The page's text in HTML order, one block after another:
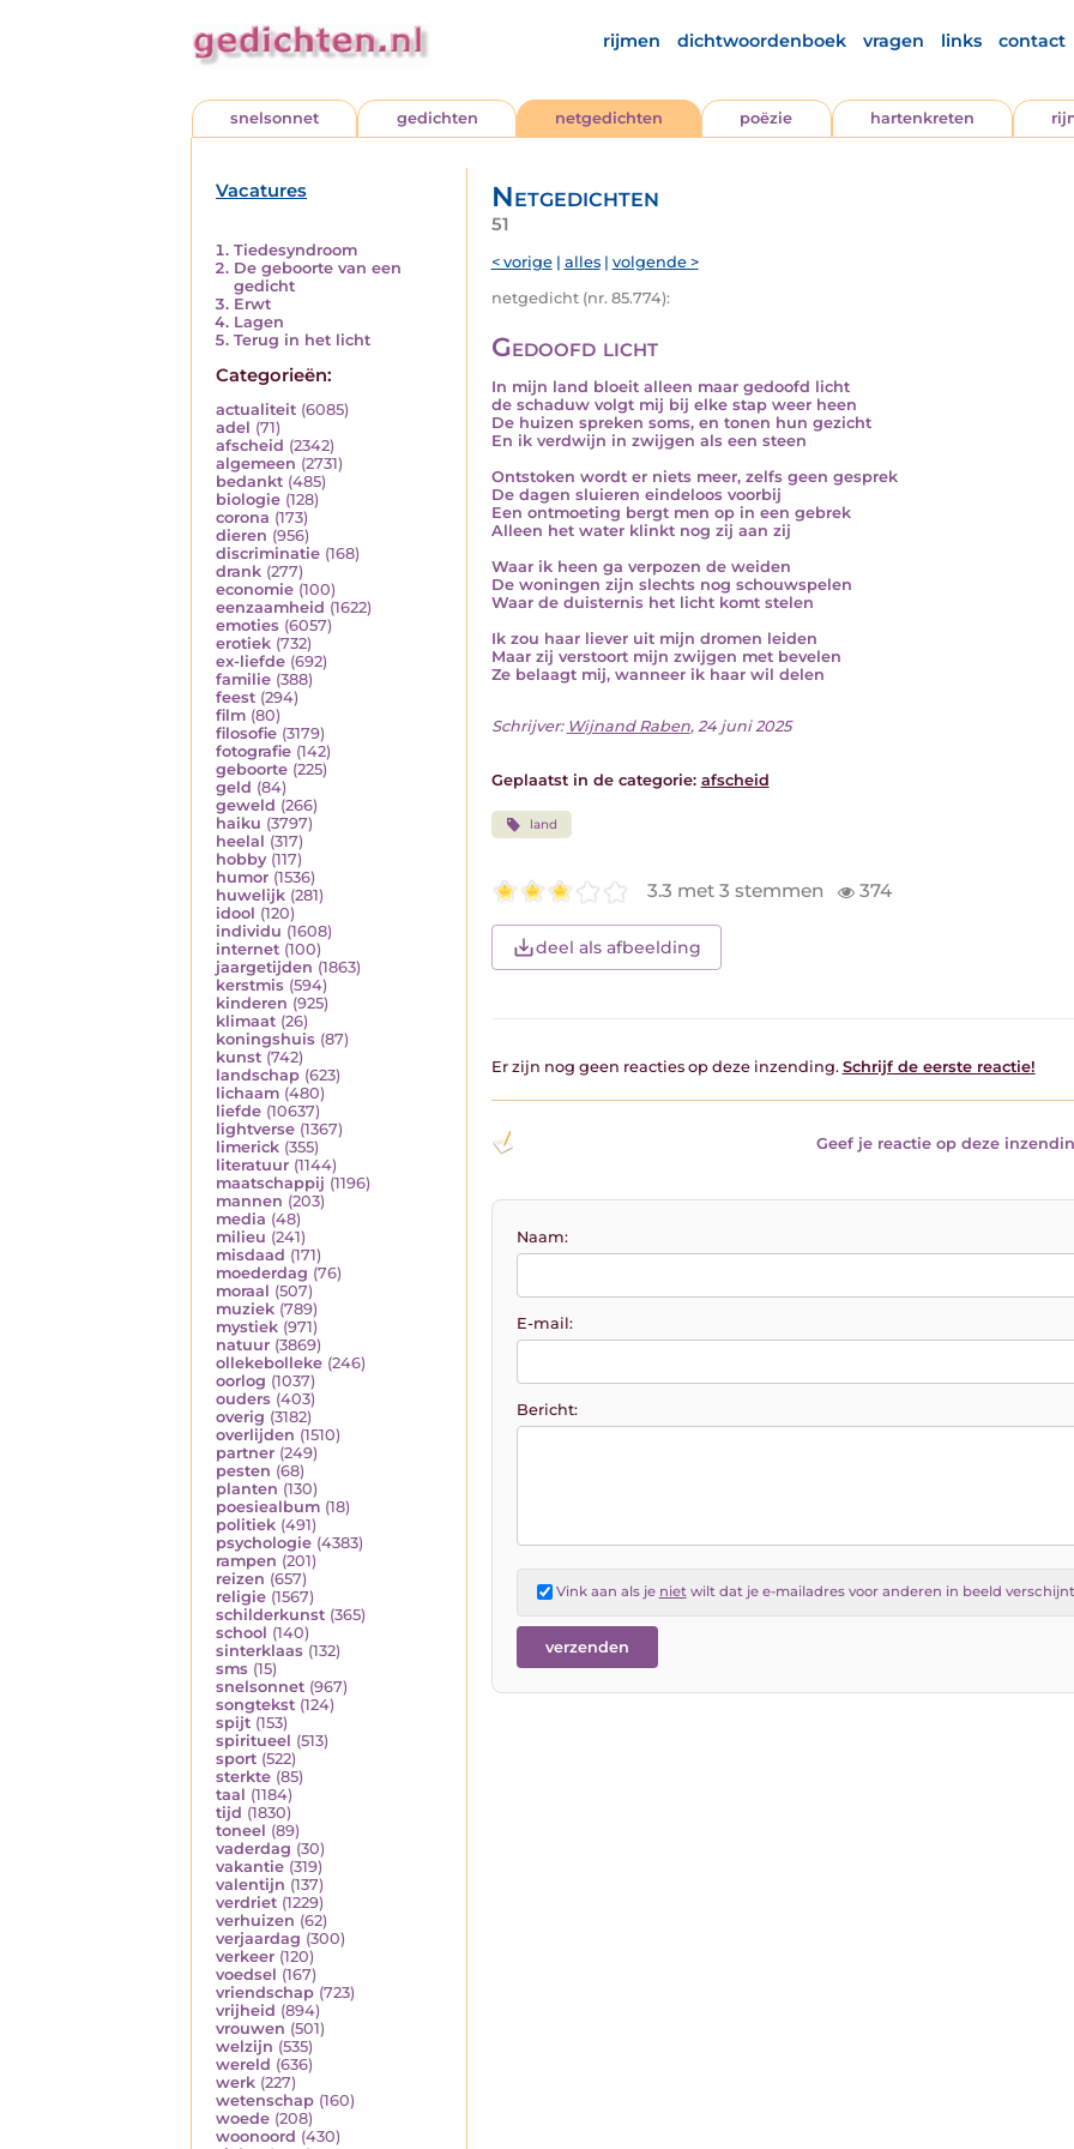
rijmen dichtwoordenboek vragen links contact
snelsonnet gedichten netgedichten poëzie hartenkreten
Vacatures
Tiedesyndroom
De geboorte van een
gedicht
Erwt
Lagen
Terug in het licht
Categorieën:
actualiteit (6085)
adel (71)
afscheid (2342)
algemeen (2731)
bedankt (485)
biologie (128)
corona (173)
dieren (956)
discriminatie (168)
drank (277)
economie (100)
eenzaamheid (1622)
emoties (6057)
erotiek (732)
ex-liefde (692)
familie (388)
feest (294)
film (80)
filosofie (3179)
fotografie (142)
geboorte (225)
geld (84)
geweld (266)
haiku (3797)
heelal (317)
hobby (117)
humor (1536)
huwelijk (281)
idool (120)
individu (1608)
internet (100)
jaargetijden (1863)
kerstmis (594)
kinderen (925)
klimaat (26)
koningshuis (87)
kunst (742)
landschap (623)
lichaam (480)
liefde (10637)
lightverse (1367)
limerick (355)
literatuur (1144)
maatschappij (1196)
mannen (203)
media (48)
milieu (241)
misdaad (171)
moederdag (76)
moraal (507)
muziek (789)
mystiek (971)
natuur (3869)
ollekebolleke (246)
oorlog (1037)
ouders (403)
overig (3182)
overlijden (1510)
partner (249)
pesten (68)
planten (130)
poesiealbum (18)
politiek (491)
psychologie (4383)
rampen (201)
reizen (657)
religie (1567)
schilderkunst (365)
school (140)
sinterklaas (132)
sms (15)
snelsonnet (967)
songtekst (124)
spijt (153)
spiritueel (513)
sport (522)
sterkte (85)
taal (1184)
tijd (1830)
toneel (89)
vaderdag (30)
vakantie (319)
valentijn (137)
verdriet (1229)
verhuizen (62)
verjaardag (300)
verkeer (120)
voedsel (167)
vriendschap (723)
vrijheid (894)
vrouwen (501)
welzijn (535)
wereld (636)
werk (227)
wetenschap (160)
woede (208)
woonoord (430)
Netgedichten
51
< vorige| alles| volgende >
netgedicht (nr. 85.774):
Gedoofd licht
In mijn land bloeit alleen maar gedoofd licht
de schaduw volgt mij bij elke stap weer heen
De huizen spreken soms, en tonen hun gezicht
En ik verdwijn in zwijgen als een steen
Ontstoken wordt er niets meer, zelfs geen gesprek
De dagen sluieren eindeloos voorbij
Een ontmoeting bergt men op in een gebrek
Alleen het water klinkt nog zij aan zij
Waar ik heen ga verpozen de weiden
De woningen zijn slechts nog schouwspelen
Waar de duisternis het licht komt stelen
Ik zou haar liever uit mijn dromen leiden
Maar zij verstoort mijn zwijgen met bevelen
Ze belaagt mij, wanneer ik haar wil delen
Schrijver: Wijnand Raben, 24 juni 2025
Geplaatst in de categorie: afscheid
land
3.3 met 3 stemmen 374
deel als afbeelding
Er zijn nog geen reacties op deze inzending. Schrijf de eerste reactie!
Geef je reactie op deze
Naam:
E-mail:
Bericht:
Vink aan als je nietwilt dat je e-mailadres voor anderen in beeld verschijnt